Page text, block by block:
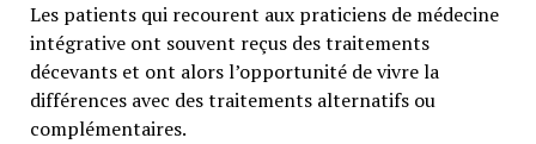
Les patients qui recourent aux praticiens de médecine
intégrative ont souvent reçus des traitements
décevants et ont alors l’opportunité de vivre la
différences avec des traitements alternatifs ou
complémentaires.